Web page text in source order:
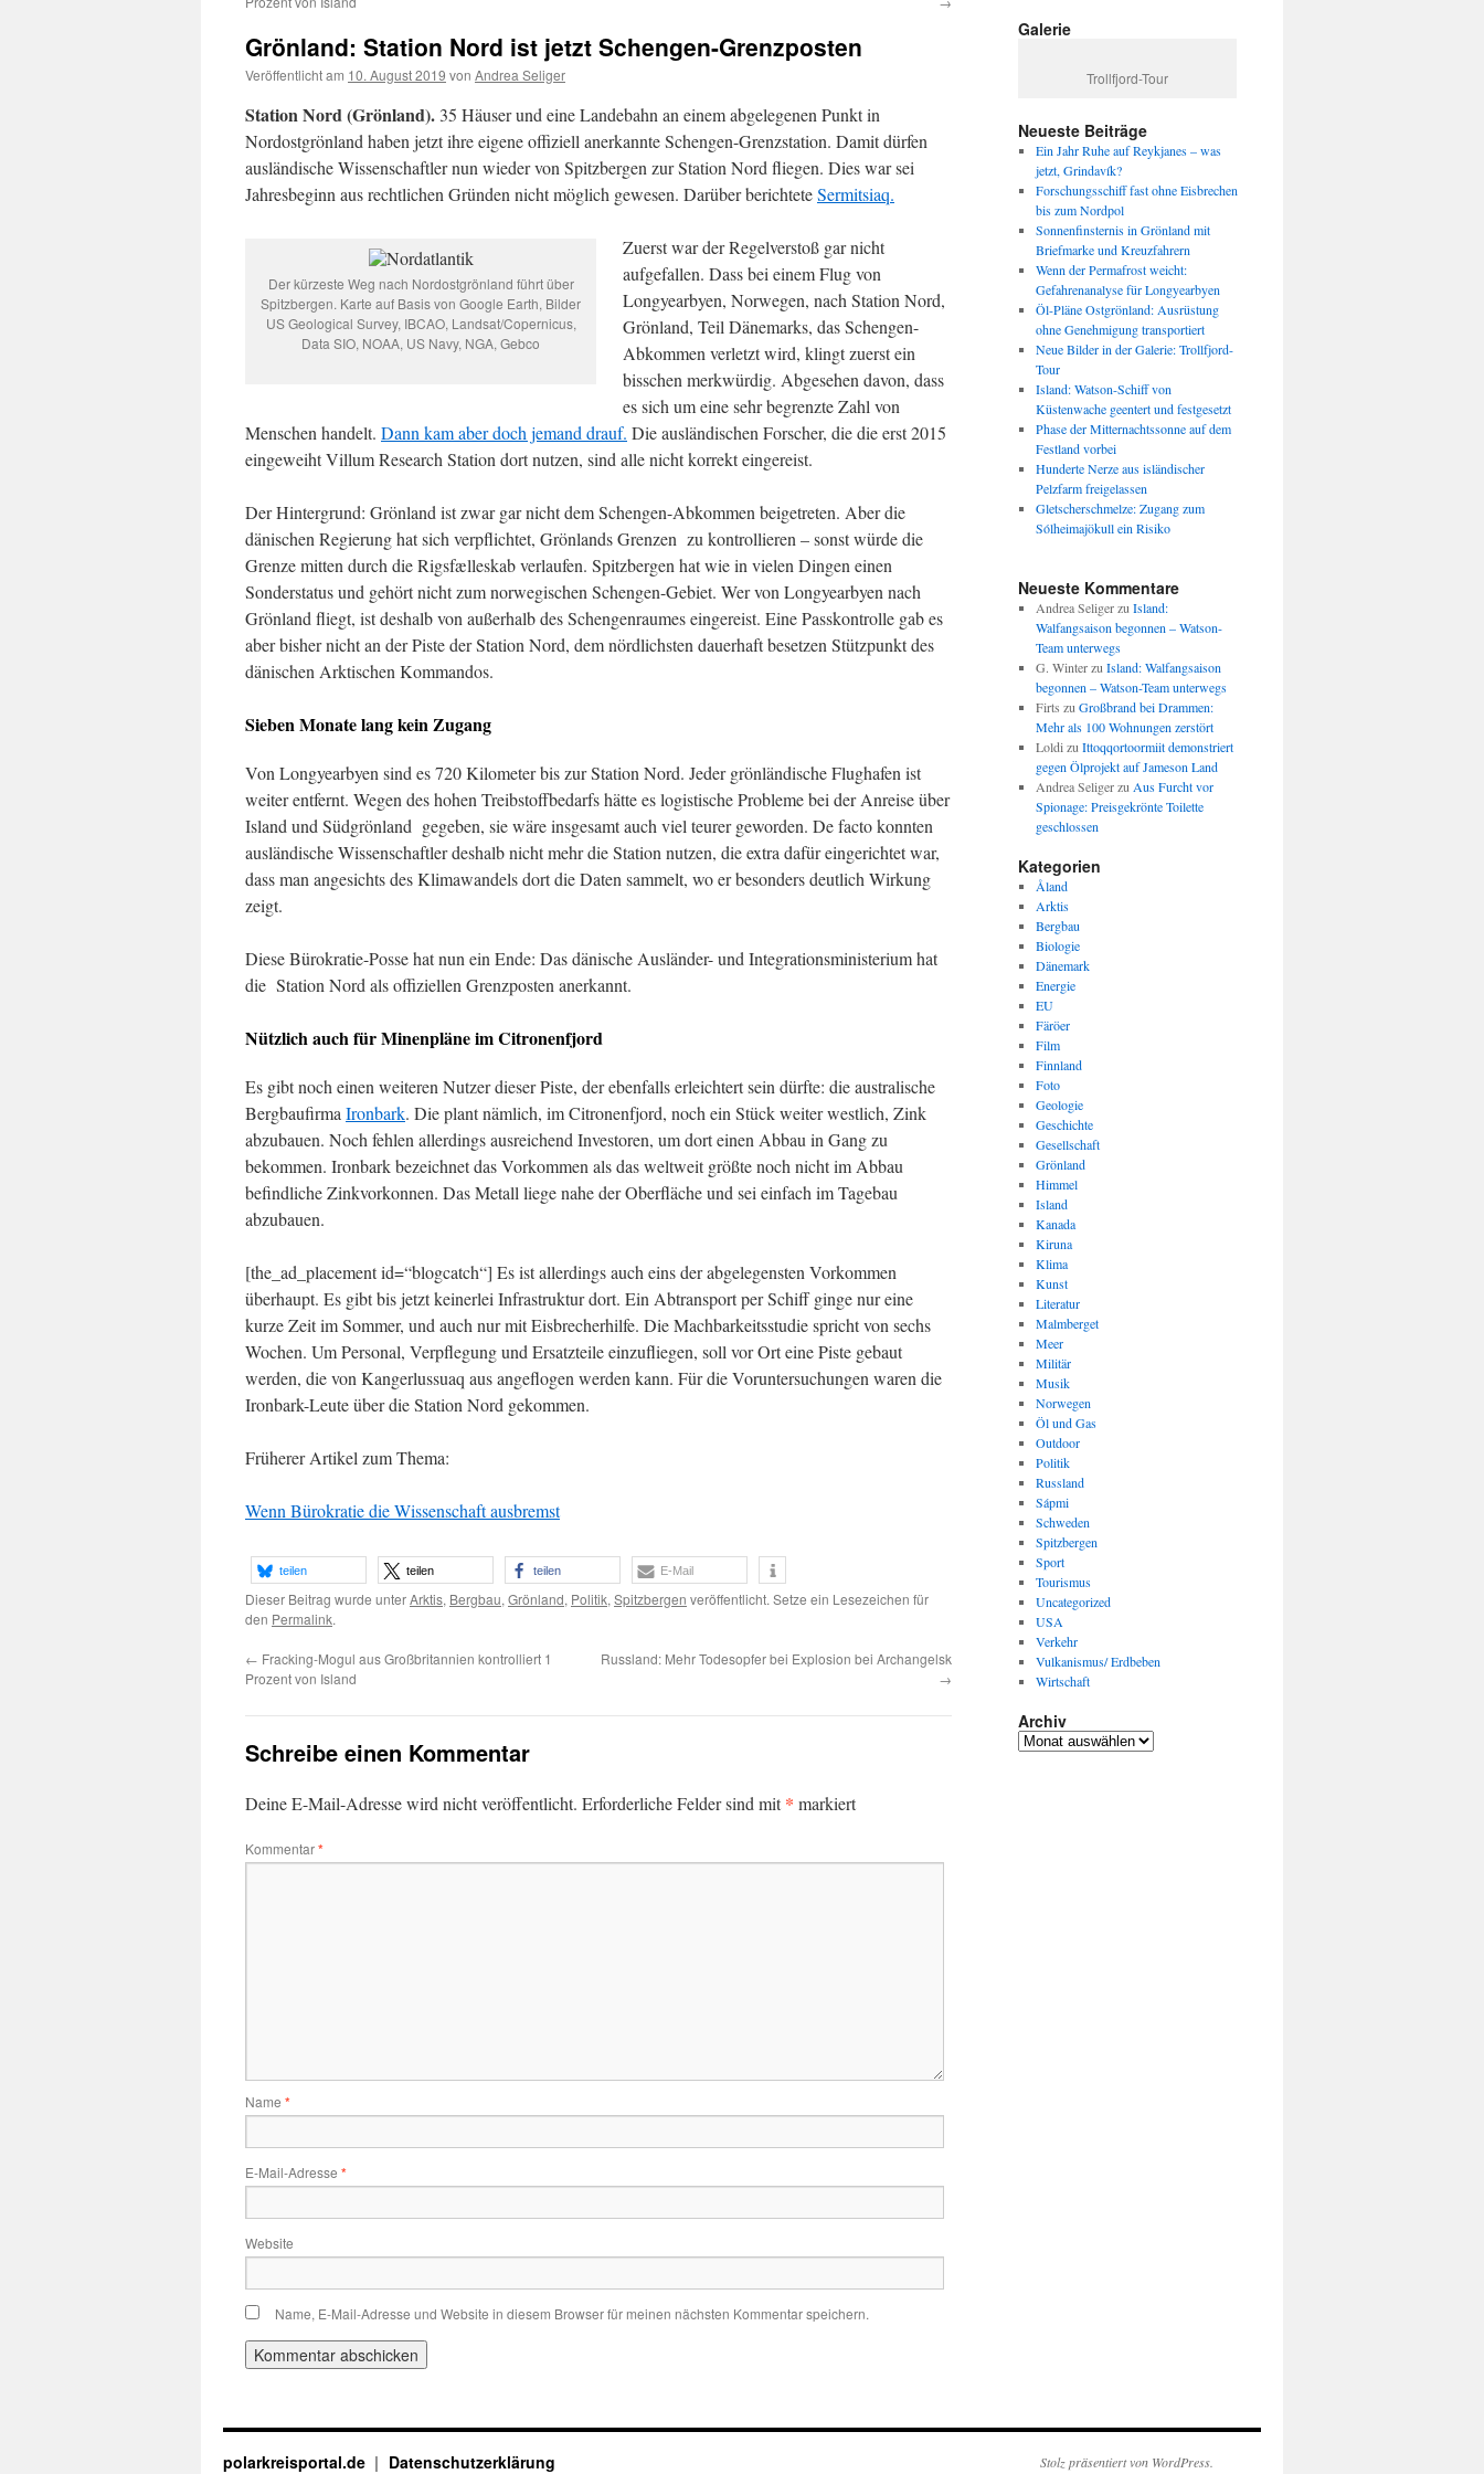
Grönland: Station Nord ist jetzt Schengen-Grenzposten
Veröffentlicht am 10. August 2019 von Andrea Seliger
Station Nord (Grönland). 35 Häuser und eine Landebahn an einem abgelegenen Punkt in
Nordostgrönland haben jetzt ihre eigene offiziell anerkannte Schengen-Grenzstation. Damit dürfen
ausländische Wissenschaftler nun wieder von Spitzbergen zur Station Nord fliegen. Dies war sei
Jahresbeginn aus rechtlichen Gründen nicht möglich gewesen. Darüber berichteteSermitsiaq.
Der kürzeste Weg nach Nordostgrönland führt über
Spitzbergen. Karte auf Basis von Google Earth, Bilder
US Geological Survey, IBCAO, Landsat/Copernicus,
Data SIO, NOAA, US Navy, NGA, Gebco
Zuerst war der Regelverstoß gar nicht
aufgefallen. Dass bei einem Flug von
Longyearbyen, Norwegen, nach Station Nord,
Grönland, Teil Dänemarks, das Schengen-
Abkommen verletzt wird, klingt zuerst ein
bisschen merkwürdig. Abgesehen davon, dass
es sich um eine sehr begrenzte Zahl von
Menschen handelt. Dann kam aber doch jemand drauf. Die ausländischen Forscher, die die erst 2015
eingeweiht Villum Research Station dort nutzen, sind alle nicht korrekt eingereist.
Der Hintergrund: Grönland ist zwar gar nicht dem Schengen-Abkommen beigetreten. Aber die
dänischen Regierung hat sich verpflichtet, Grönlands Grenzen zu kontrollieren – sonst würde die
Grenze mitten durch die Rigsfælleskab verlaufen. Spitzbergen hat wie in vielen Dingen einen
Sonderstatus und gehört nicht zum norwegischen Schengen-Gebiet. Wer von Longyearbyen nach
Grönland fliegt, ist deshalb von außerhalb des Schengenraumes eingereist. Eine Passkontrolle gab es
aber bisher nicht an der Piste der Station Nord, dem nördlichsten dauerhaft besetzen Stützpunkt des
dänischen Arktischen Kommandos.
Sieben Monate lang kein Zugang
Von Longyearbyen sind es 720 Kilometer bis zur Station Nord. Jeder grönländische Flughafen ist
weiter entfernt. Wegen des hohen Treibstoffbedarfs hätte es logistische Probleme bei der Anreise über
Island und Südgrönland gegeben, sie wäre insgesamt auch viel teurer geworden. De facto konnten
ausländische Wissenschaftler deshalb nicht mehr die Station nutzen, die extra dafür eingerichtet war,
dass man angesichts des Klimawandels dort die Daten sammelt, wo er besonders deutlich Wirkung
zeigt.
Diese Bürokratie-Posse hat nun ein Ende: Das dänische Ausländer- und Integrationsministerium hat
die Station Nord als offiziellen Grenzposten anerkannt.
Nützlich auch für Minenpläne im Citronenfjord
Es gibt noch einen weiteren Nutzer dieser Piste, der ebenfalls erleichtert sein dürfte: die australische
Bergbaufirma Ironbark. Die plant nämlich, im Citronenfjord, noch ein Stück weiter westlich, Zink
abzubauen. Noch fehlen allerdings ausreichend Investoren, um dort einen Abbau in Gang zu
bekommen. Ironbark bezeichnet das Vorkommen als das weltweit größte noch nicht im Abbau
befindliche Zinkvorkonnen. Das Metall liege nahe der Oberfläche und sei einfach im Tagebau
abzubauen.
[the_ad_placement id=“blogcatch“] Es ist allerdings auch eins der abgelegensten Vorkommen
überhaupt. Es gibt bis jetzt keinerlei Infrastruktur dort. Ein Abtransport per Schiff ginge nur eine
kurze Zeit im Sommer, und auch nur mit Eisbrecherhilfe. Die Machbarkeitsstudie spricht von sechs
Wochen. Um Personal, Verpflegung und Ersatzteile einzufliegen, soll vor Ort eine Piste gebaut
werden, die von Kangerlussuaq aus angeflogen werden kann. Für die Voruntersuchungen waren die
Ironbark-Leute über die Station Nord gekommen.
Früherer Artikel zum Thema:
Wenn Bürokratie die Wissenschaft ausbremst
teilen teilen teilen E-Mail
Dieser Beitrag wurde unterArktis, Bergbau, Grönland, Politik, Spitzbergen veröffentlicht. Setze ein Lesezeichen für
den Permalink.
← Fracking-Mogul aus Großbritannien kontrolliert 1
Prozent von Island
Russland: Mehr Todesopfer bei Explosion bei Archangelsk
→
Schreibe einen Kommentar
Deine E-Mail-Adresse wird nicht veröffentlicht. Erforderliche Felder sind mit* markiert
Kommentar*
Name *
E-Mail-Adresse *
Website
Name, E-Mail-Adresse und Website in diesem Browser für meinen nächsten Kommentar speichern.
Galerie
Trollfjord-Tour
Neueste Beiträge
Ein Jahr Ruhe auf Reykjanes – was
jetzt, Grindavík?
Forschungsschiff fast ohne Eisbrechen
bis zum Nordpol
Sonnenfinsternis in Grönland mit
Briefmarke und Kreuzfahrern
Wenn der Permafrost weicht:
Gefahrenanalyse für Longyearbyen
Öl-Pläne Ostgrönland: Ausrüstung
ohne Genehmigung transportiert
Neue Bilder in der Galerie: Trollfjord-
Tour
Island: Watson-Schiff von
Küstenwache geentert und festgesetzt
Phase der Mitternachtssonne auf dem
Festland vorbei
Hunderte Nerze aus isländischer
Pelzfarm freigelassen
Gletscherschmelze: Zugang zum
Sólheimajökull ein Risiko
Neueste Kommentare
Andrea Seligerzu Island:
Walfangsaison begonnen – Watson-
Team unterwegs
G. Winterzu Island: Walfangsaison
begonnen – Watson-Team unterwegs
Firts zu Großbrand bei Drammen:
Mehr als 100 Wohnungen zerstört
Loldi zu Ittoqqortoormiit demonstriert
gegen Ölprojekt auf Jameson Land
Andrea Seligerzu Aus Furcht vor
Spionage: Preisgekrönte Toilette
geschlossen
Kategorien
Åland
Arktis
Bergbau
Biologie
Dänemark
Energie
EU
Färöer
Film
Finnland
Foto
Geologie
Geschichte
Gesellschaft
Grönland
Himmel
Island
Kanada
Kiruna
Klima
Kunst
Literatur
Malmberget
Meer
Militär
Musik
Norwegen
Öl und Gas
Outdoor
Politik
Russland
Sápmi
Schweden
Spitzbergen
Sport
Tourismus
Uncategorized
USA
Verkehr
Vulkanismus/ Erdbeben
Wirtschaft
Archiv
Archiv
polarkreisportal.de Datenschutzerklärung Stolz präsentiert von WordPress.